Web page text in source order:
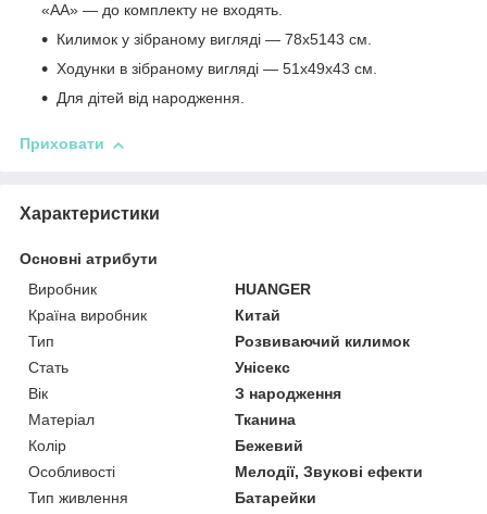
«АА» — до комплекту не входять.
Килимок у зібраному вигляді — 78x5143 см.
Ходунки в зібраному вигляді — 51x49x43 см.
Для дітей від народження.
Приховати
Характеристики
Основні атрибути
Виробник
HUANGER
Країна виробник
Китай
Тип
Розвиваючий килимок
Стать
Унісекс
Вік
З народження
Матеріал
Тканина
Колір
Бежевий
Особливості
Мелодії, Звукові ефекти
Тип живлення
Батарейки